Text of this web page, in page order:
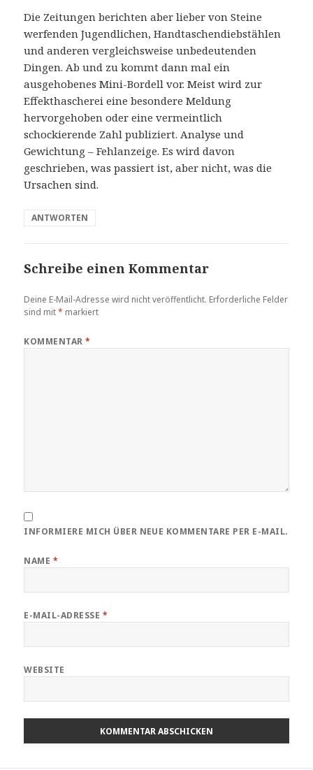
Die Zeitungen berichten aber lieber von Steine
werfenden Jugendlichen, Handtaschendiebstählen
und anderen vergleichsweise unbedeutenden
Dingen. Ab und zu kommt dann mal ein
ausgehobenes Mini-Bordell vor. Meist wird zur
Effekthascherei eine besondere Meldung
hervorgehoben oder eine vermeintlich
schockierende Zahl publiziert. Analyse und
Gewichtung – Fehlanzeige. Es wird davon
geschrieben, was passiert ist, aber nicht, was die
Ursachen sind.
ANTWORTEN
Schreibe einen Kommentar
Deine E-Mail-Adresse wird nicht veröffentlicht. Erforderliche Felder
sind mit* markiert
KOMMENTAR*
INFORMIERE MICH ÜBER NEUE KOMMENTARE PER E-MAIL.
NAME *
E-MAIL-ADRESSE *
WEBSITE